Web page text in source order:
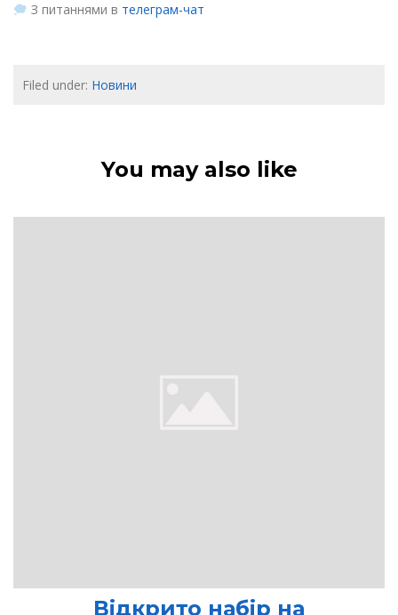
З питаннями в телеграм-чат
Filed under: Новини
You may also like
Відкрито набір на